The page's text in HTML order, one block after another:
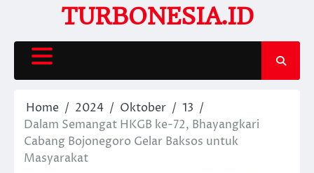
content
TURBONESIA.ID
Home 2024 Oktober
13
Dalam Semangat HKGB ke-72, Bhayangkari
Cabang Bojonegoro Gelar Baksos untuk
Masyarakat